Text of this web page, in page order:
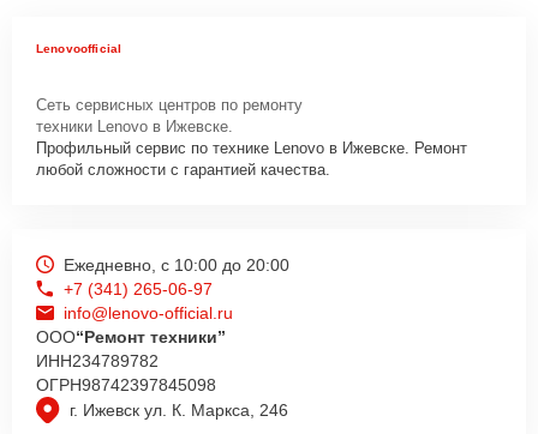
Lenovoofficial
Сеть сервисных центров по ремонту
техники Lenovo в Ижевске.
Профильный сервис по технике Lenovo в Ижевске. Ремонт
любой сложности с гарантией качества.
г. Ижевск ул. К. Маркса, 246
Ежедневно, с 10:00 до 20:00
+7 (341) 265-06-97
info@lenovo-official.ru
ООО“Ремонт техники”
ИНН234789782
ОГРН98742397845098